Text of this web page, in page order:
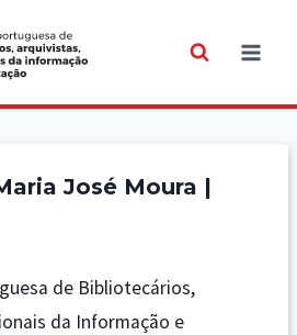
José Moura |
de Bibliotecários,
da Informação e